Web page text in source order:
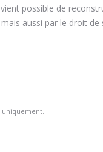
possible de
aussi par le droit de
uniquement...